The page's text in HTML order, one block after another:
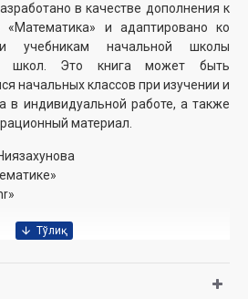
в качестве дополнения к
«Математика» и адаптировано ко
учебникам начальной школы
школ. Это книга может быть
начальных классов при изучении и
в индивидуальной работе, а также
материал.